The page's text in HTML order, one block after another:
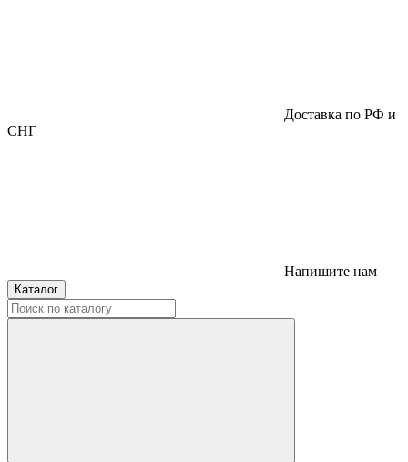
Доставка по РФ и
СНГ
Напишите нам
Каталог